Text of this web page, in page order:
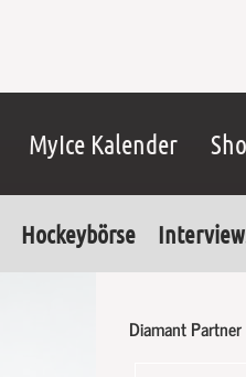
MyIce Kalender
Hockeybörse
Diamant Partner